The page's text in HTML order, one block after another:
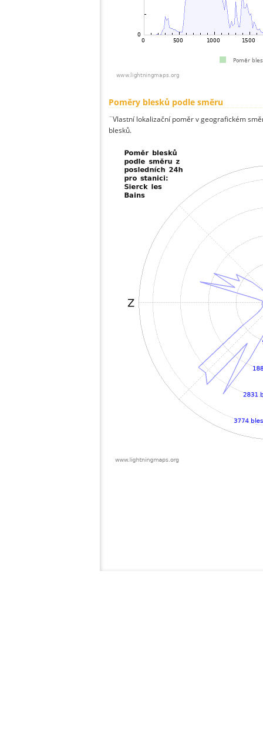
Poměry blesků podle směru
¨Vlastní lokalizační poměr v geografickém
blesků.